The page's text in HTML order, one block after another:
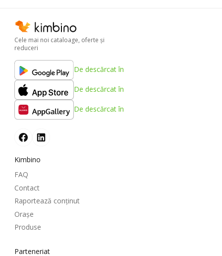
Cele mai noi cataloage, oferte şi
reduceri
De descărcat în
De descărcat în
De descărcat în
Kimbino
FAQ
Contact
Raportează conținut
Oraşe
Produse
Parteneriat